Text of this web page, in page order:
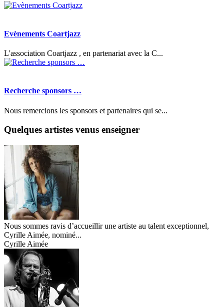
Evènements Coartjazz
L'association Coartjazz , en partenariat avec la C...
Recherche sponsors …
Nous remercions les sponsors et partenaires qui se...
Quelques artistes venus enseigner
Nous sommes ravis d’accueillir une artiste au talent exceptionnel,
Cyrille Aimée, nominé...
Cyrille Aimée